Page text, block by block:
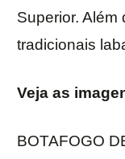
Superior.
tradicionais
Veja as
BOTAFOGO